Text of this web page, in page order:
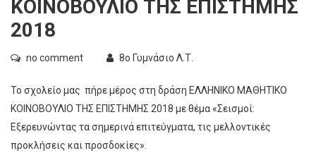
ΚΟΙΝΟΒΟΥΛΙΟ ΤΗΣ ΕΠΙΣΤΗΜΗΣ
2018
no comment 8ο Γυμνάσιο Λ.Τ.
Το σχολείο μας πήρε μέρος στη δράση ΕΛΛΗΝΙΚΟ ΜΑΘΗΤΙΚΟ
ΚΟΙΝΟΒΟΥΛΙΟ ΤΗΣ ΕΠΙΣΤΗΜΗΣ 2018 με θέμα «Σεισμοί:
Εξερευνώντας τα σημερινά επιτεύγματα, τις μελλοντικές
προκλήσεις και προσδοκίες».